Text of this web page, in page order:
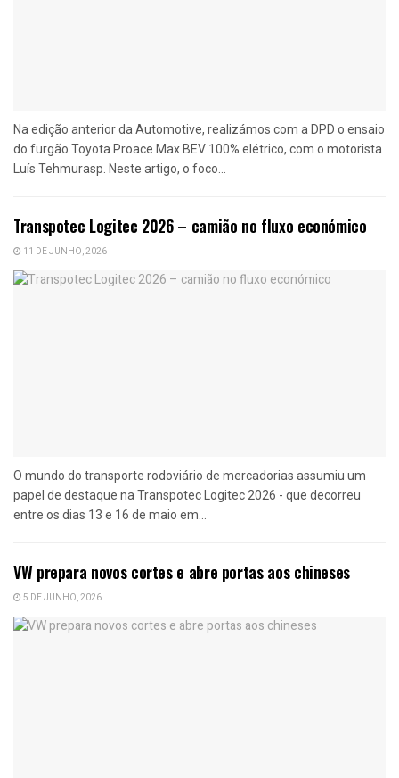
Na edição anterior da Automotive, realizámos com a DPD o ensaio
do furgão Toyota Proace Max BEV 100% elétrico, com o motorista
Luís Tehmurasp. Neste artigo, o foco...
Transpotec Logitec 2026 – camião no fluxo económico
11 DE JUNHO, 2026
O mundo do transporte rodoviário de mercadorias assumiu um
papel de destaque na Transpotec Logitec 2026 - que decorreu
entre os dias 13 e 16 de maio em...
VW prepara novos cortes e abre portas aos chineses
5 DE JUNHO, 2026